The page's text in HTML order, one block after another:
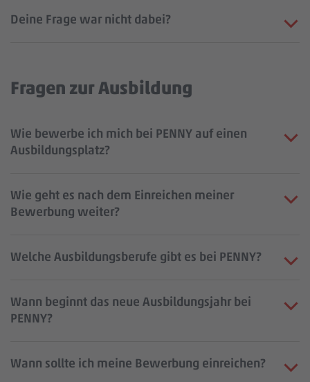
Deine Frage war nicht dabei?
Fragen zur Ausbildung
Wie bewerbe ich mich bei PENNY auf einen
Ausbildungsplatz?
Wie geht es nach dem Einreichen meiner
Bewerbung weiter?
Welche Ausbildungsberufe gibt es bei PENNY?
Wann beginnt das neue Ausbildungsjahr bei
PENNY?
Wann sollte ich meine Bewerbung einreichen?